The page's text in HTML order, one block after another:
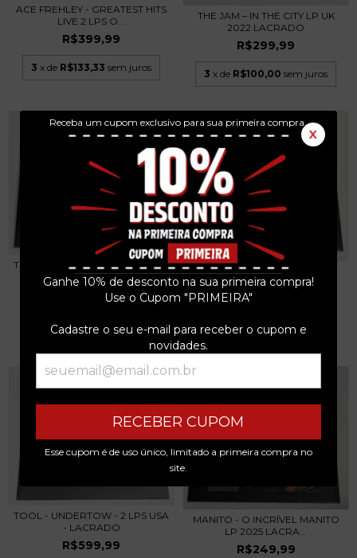
Receba um cupom exclusivo para sua primeira compra.
X
Ganhe 10% de desconto na sua primeira compra!
Use o Cupom "PRIMEIRA"
Cadastre o seu e-mail para receber o cupom e
novidades.
RECEBER CUPOM
Esse cupom é de uso único, limitado a primeira compra no
site.
ACE FREHLEY - GREATEST HITS
LIVE 2 LPS O...
R$399,99
3 x de R$133,33 sem juros
THE JAM – IN THE CITY LP UK
2022 LACRADO
R$299,99
3 x de R$100,00 sem juros
THE BOYS - BOYS ONLY LP 2024
ITALIA LACR...
R$299,99
x de R$100,00
DEPECHE MODE – LIVE IN
BASEL LP 2021 EU...
R$299,99
3 x deR$100,00 sem juros
TOOL - UNDERTOW - 2 LPS USA
- LACRADO
R$599,99
MANITO - O INCRÍVEL MANITO
LP 2025 LACRA...
R$249,99